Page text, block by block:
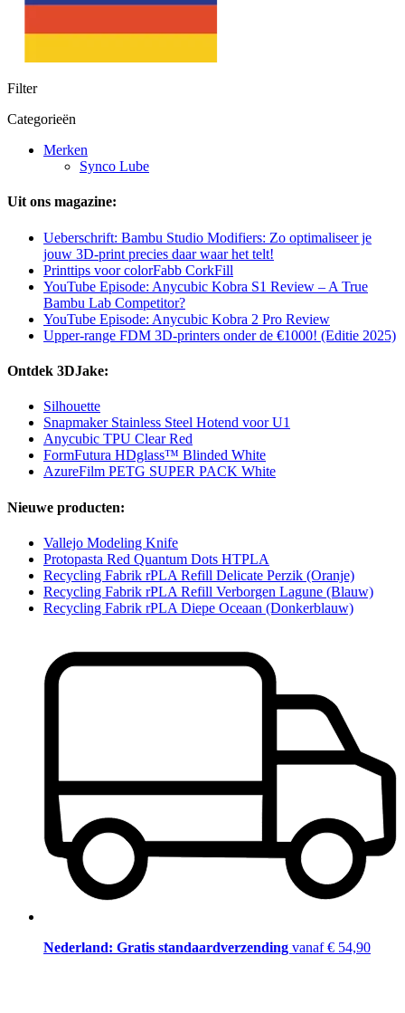
Filter
Categorieën
Merken
Synco Lube
Uit ons magazine:
Ueberschrift: Bambu Studio Modifiers: Zo optimaliseer je
jouw 3D-print precies daar waar het telt!
Printtips voor colorFabb CorkFill
YouTube Episode: Anycubic Kobra S1 Review – A True
Bambu Lab Competitor?
YouTube Episode: Anycubic Kobra 2 Pro Review
Upper-range FDM 3D-printers onder de €1000! (Editie 2025)
Ontdek 3DJake:
Silhouette
Snapmaker Stainless Steel Hotend voor U1
Anycubic TPU Clear Red
FormFutura HDglass™ Blinded White
AzureFilm PETG SUPER PACK White
Nieuwe producten:
Vallejo Modeling Knife
Protopasta Red Quantum Dots HTPLA
Recycling Fabrik rPLA Refill Delicate Perzik (Oranje)
Recycling Fabrik rPLA Refill Verborgen Lagune (Blauw)
Recycling Fabrik rPLA Diepe Oceaan (Donkerblauw)
Nederland: Gratis standaardverzending vanaf € 54,90